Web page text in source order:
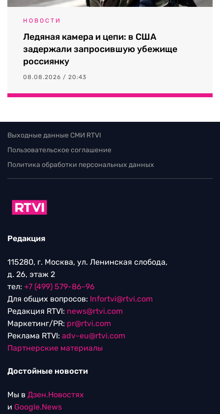
НОВОСТИ
Ледяная камера и цепи: в США
задержали запросившую убежище
россиянку
08.08.2026 / 20:43
Выходные данные СМИ RTVI
Пользовательское соглашение
Политика обработки персональных данных
Редакция
115280, г. Москва, ул. Ленинская слобода,
д. 26, этаж 2
тел: +7 (499) 579-86-96
Для общих вопросов: Infortvi@rtvi.com
Редакция RTVI: news@rtvi.com
Маркетинг/PR: pr@rtvi.com
Реклама RTVI: adv-eu@rtvi.com
Партнерские материалы
Достойные новости
Мы в Дзен.Новостях
и Google.News